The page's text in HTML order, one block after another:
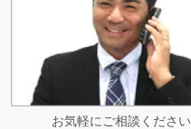
お気軽にご相談ください